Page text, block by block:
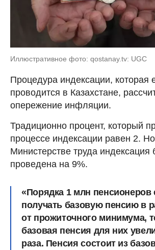
Иллюстративное фото: qostanay.tv: UGC
Процедура индексации, которая
проводится в Казахстане,
опережение инфляции.
Традиционно процент, который
процессе индексации равен 2.
Министерстве труда индексация
проведена на 9%.
«Порядка 1 млн пенсионеров
получать базовую пенсию в
от прожиточного минимума,
базовая пенсия для них
раза. Пенсия состоит из